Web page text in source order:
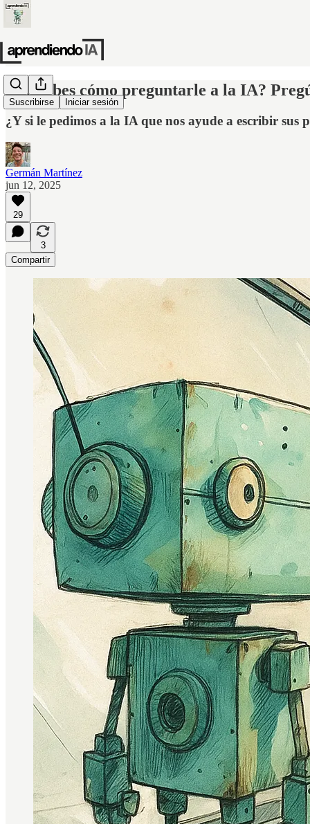
Suscribirse Iniciar sesión
¿No sabes cómo preguntarle a la IA?
¿Y si le pedimos a la IA que nos ayude a escribir
Germán Martínez
jun 12, 2025
29
3
Compartir